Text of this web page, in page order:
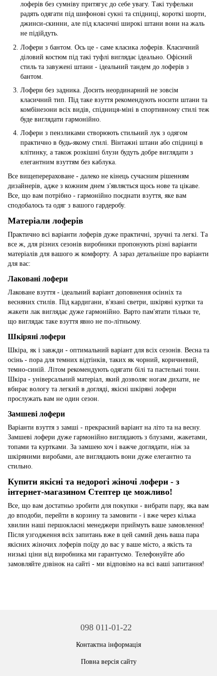
лоферів без сумніву притягує до себе увагу. Такі туфельки
радять одягати під шифонові сукні та спідниці, короткі шорти,
джинси-скинни, але під класичні широкі штани вони на жаль
не підійдуть.
Лофери з бантом. Ось це - саме класика лоферів. Класичний
діловий костюм під такі туфлі виглядає ідеально. Офісний
стиль та завужені штани - ідеальний тандем до лоферів з
бантом.
Лофери без задника. Досить неординарний не зовсім
класичний тип. Під таке взуття рекомендують носити штани та
комбінезони всіх видів, спідниця-міні в спортивному стилі теж
буде виглядати гармонійно.
Лофери з пензликами створюють стильний лук з одягом
практично в будь-якому стилі. Вінтажні штани або спідниці в
клітинку, а також розкішні блузи будуть добре виглядати з
елегантним взуттям без каблука.
Все вищеперераховане - далеко не кінець сучасним рішенням
дизайнерів, адже з кожним днем з'являється щось нове та цікаве.
Все, що вам потрібно - гармонійно поєднати взуття, яке вам
сподобалось та одяг з вашого гардеробу.
Матеріали лоферів
Практично всі варіанти лоферів дуже практичні, зручні та легкі. Та
все ж, для різних сезонів виробники пропонують різні варіанти
матеріалів для вашого ж комфорту. А зараз детальніше про варіанти
для вас:
Лаковані лофери
Лаковане взуття - ідеальний варіант доповнення осінніх та
весняних стилів. Під кардигани, в'язані светри, шкіряні куртки та
жакети лак виглядає дуже гармонійно. Варто пам'ятати тільки те,
що виглядає таке взуття явно не по-літньому.
Шкіряні лофери
Шкіра, як і завжди - оптимальний варіант для всіх сезонів. Весна та
осінь - пора для темних відтінків, таких як чорний, коричневий,
темно-синій. Літом рекомендують одягати білі та пастельні тони.
Шкіра - універсальний матеріал, який дозволяє ногам дихати, не
вбирає вологу та легкий в догляді, якісні шкіряні лофери
прослужать вам не один сезон.
Замшеві лофери
Варіанти взуття з замші - прекрасний варіант на літо та на весну.
Замшеві лофери дуже гармонійно виглядають з блузами, жакетами,
топами та куртками. За замшею хоч і важче доглядати, ніж за
шкіряними виробами, але виглядають вони дуже елегантно та
стильно.
Купити якісні та недорогі жіночі лофери - з
інтернет-магазином Стептер це можливо!
Все, що вам достатньо зробити для покупки - вибрати пару, яка вам
до вподоби, перейти в корзину та замовити - і вже через кілька
хвилин наші першокласні менеджери приймуть ваше замовлення!
Після узгодження всіх запитань вже в цей самий день ваша пара
якісних жіночих лоферів поїду до вас у ваше місто, а якість та
низькі ціни від виробника ми гарантуємо. Телефонуйте або
замовляйте дзвінок на сайті - ми відповімо на всі ваші запитання!
098 011-01-22
Контактна інформація
Повна версія сайту